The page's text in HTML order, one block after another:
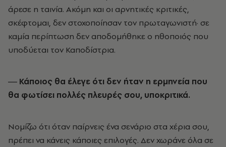
άρεσε η ταινία. Ακόμη και οι αρνητικές κριτικές,
σκέφτομαι, δεν στοχοποίησαν τον πρωταγωνιστή· σε
καμία περίπτωση δεν αποδομήθηκε ο ηθοποιός που
υποδύεται τον Καποδίστρια.
― Κάποιος θα έλεγε ότι δεν ήταν η ερμηνεία που
θα φωτίσει πολλές πλευρές σου, υποκριτικά.
Νομίζω ότι όταν παίρνεις ένα σενάριο στα χέρια σου,
πρέπει να κάνεις κάποιες επιλογές. Δεν χωράνε όλα σε